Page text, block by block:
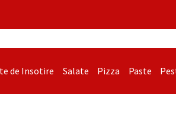
de Insotire Salate Pizza Paste